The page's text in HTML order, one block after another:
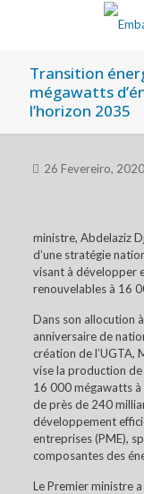
Transition
mégawatts
l’horizon 2035
26 Fevereiro, 2020
ministre, Abdelaziz
d’une stratégie
visant à développer
renouvelables à 16
Dans son allocution
anniversaire de
création de l’UGTA,
vise la production
16 000 mégawatts
de près de 240
développement
entreprises (PME),
composantes des
Le Premier ministre